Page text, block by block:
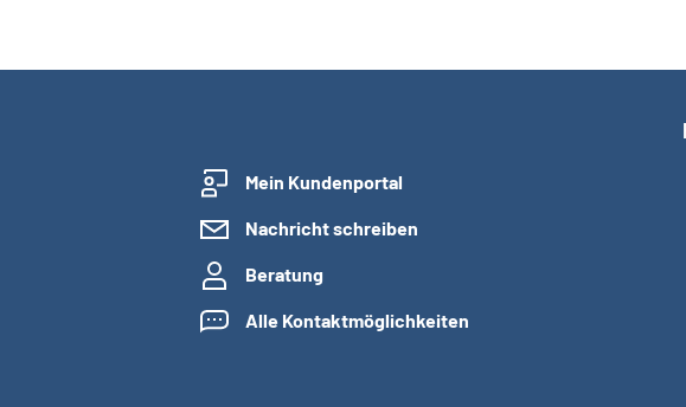
Mein Kundenportal
Nachricht schreiben
Beratung
Alle Kontaktmöglichkeiten